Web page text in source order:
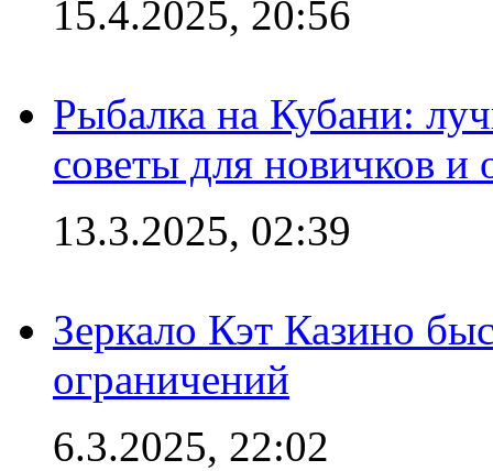
15.4.2025, 20:56
Рыбалка на Кубани:
советы для новичков
13.3.2025, 02:39
Зеркало Кэт Казино
ограничений
6.3.2025, 22:02